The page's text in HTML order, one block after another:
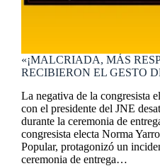
«¡MALCRIADA, MÁS
RECIBIERON EL GESTO
La negativa de la congresista
con el presidente del JNE
durante la ceremonia de
congresista electa Norma
Popular, protagonizó un
ceremonia de entrega…